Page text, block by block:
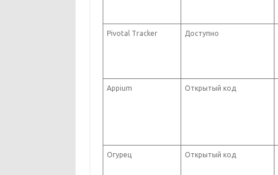
Pivotal Tracker Доступно
Appium Открытый код
Огурец Открытый код